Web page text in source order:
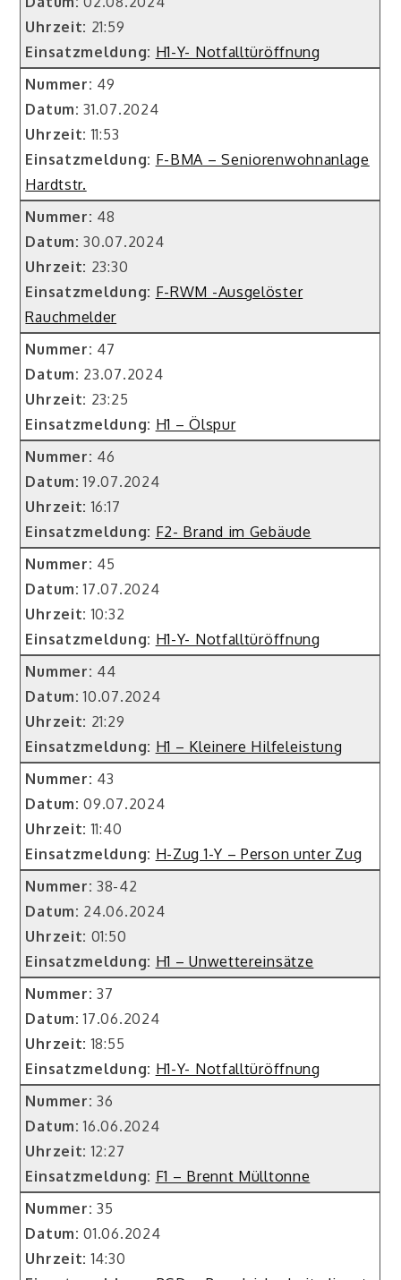
Uhrzeit: 21:59
Einsatzmeldung: H1-Y- Notfalltüröffnung
Nummer: 49
Datum: 31.07.2024
Uhrzeit: 11:53
Einsatzmeldung: F-BMA – Seniorenwohnanlage
Hardtstr.
Nummer: 48
Datum: 30.07.2024
Uhrzeit: 23:30
Einsatzmeldung: F-RWM -Ausgelöster
Rauchmelder
Nummer: 47
Datum: 23.07.2024
Uhrzeit: 23:25
Einsatzmeldung: H1 – Ölspur
Nummer: 46
Datum: 19.07.2024
Uhrzeit: 16:17
Einsatzmeldung: F2- Brand im Gebäude
Nummer: 45
Datum: 17.07.2024
Uhrzeit: 10:32
Einsatzmeldung: H1-Y- Notfalltüröffnung
Nummer: 44
Datum: 10.07.2024
Uhrzeit: 21:29
Einsatzmeldung: H1 – Kleinere Hilfeleistung
Nummer: 43
Datum: 09.07.2024
Uhrzeit: 11:40
Einsatzmeldung: H-Zug 1-Y – Person unter Zug
Nummer: 38-42
Datum: 24.06.2024
Uhrzeit: 01:50
Einsatzmeldung: H1 – Unwettereinsätze
Nummer: 37
Datum: 17.06.2024
Uhrzeit: 18:55
Einsatzmeldung: H1-Y- Notfalltüröffnung
Nummer: 36
Datum: 16.06.2024
Uhrzeit: 12:27
Einsatzmeldung: F1 – Brennt Mülltonne
Nummer: 35
Datum: 01.06.2024
Uhrzeit: 14:30